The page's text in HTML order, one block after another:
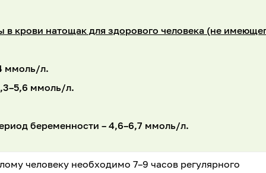
крови натощак для здорового человека (не
ммоль/л.
ммоль/л.
беременности – 4,6–6,7 ммоль/л.
человеку необходимо 7–9 часов регулярного